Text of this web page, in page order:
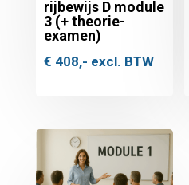
rijbewijs D module
3 (+ theorie-
examen)
€ 408,- excl. BTW